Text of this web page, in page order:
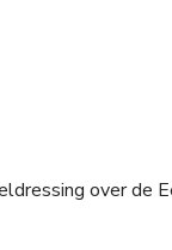
over de